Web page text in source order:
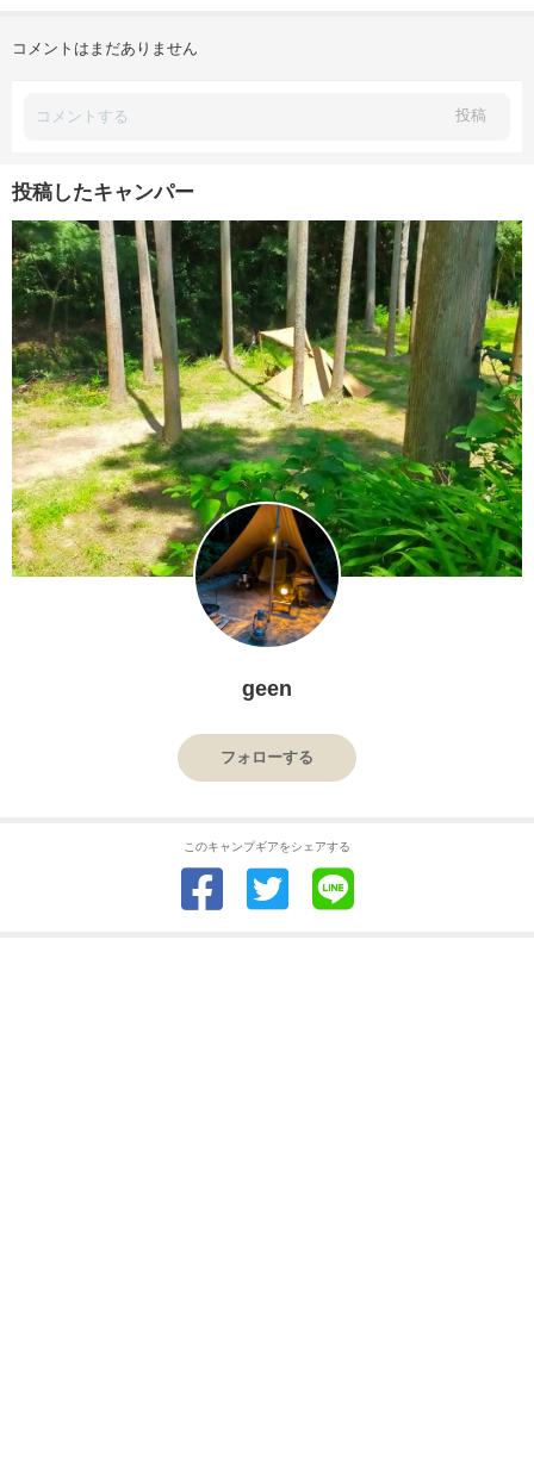
コメントはまだありません
投稿
投稿したキャンパー
geen
フォローする
このキャンプギアをシェアする